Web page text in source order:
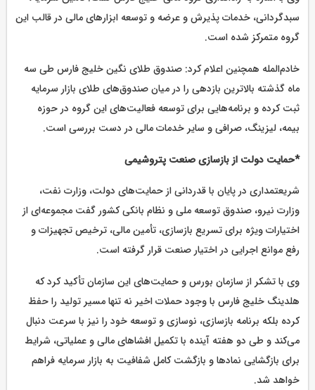
سبدگردانی، خدمات پذیرش و عرضه و توسعه ابزارهای مالی در قالب این
گروه متمرکز شده است.
خادم‌المله همچنین اعلام کرد: صندوق طلای نگین خلیج فارس طی سه
ماه گذشته بالاترین بازدهی را در میان صندوق‌های طلای بازار سرمایه
ثبت کرده و برنامه‌هایی برای توسعه فعالیت‌های این گروه در حوزه
بیمه، لیزینگ، صرافی و سایر خدمات مالی در دست بررسی است.
*حمایت دولت از بازسازی صنعت پتروشیمی
شریعتمداری در پایان با قدردانی از حمایت‌های دولت، وزارت نفت،
وزارت نیرو، صندوق توسعه ملی و نظام بانکی کشور گفت مجموعه‌ای از
اختیارات ویژه برای تسریع بازسازی، تأمین مالی، ترخیص تجهیزات و
رفع موانع اجرایی در اختیار صنعت قرار گرفته است.
وی با تشکر از سازمان بورس و حمایت‌های این سازمان تأکید کرد که
هلدینگ خلیج فارس با وجود حملات اخیر نه تنها مسیر تولید را حفظ
کرده بلکه برنامه بازسازی، نوسازی و توسعه خود را نیز با سرعت دنبال
می‌کند و طی دو هفته آینده با تکمیل افشاهای مالی و عملیاتی، شرایط
برای بازگشایی نمادها و بازگشت کامل شفافیت به بازار سرمایه فراهم
خواهد شد.